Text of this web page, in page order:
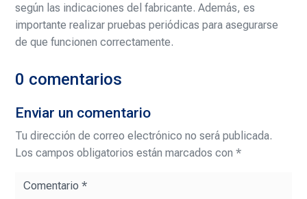
según las indicaciones del fabricante. Además, es
importante realizar pruebas periódicas para asegurarse
de que funcionen correctamente.
0 comentarios
Enviar un comentario
Tu dirección de correo electrónico no será publicada.
Los campos obligatorios están marcados con*